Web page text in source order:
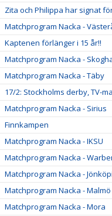
Zita och Philippa har signat
Matchprogram Nacka -
Kaptenen förlänger i 15 år!!
Matchprogram Nacka -
Matchprogram Nacka - Täby
17/2: Stockholms derby, TV-
Matchprogram Nacka - Sirius
Finnkampen
Matchprogram Nacka - IKSU
Matchprogram Nacka -
Matchprogram Nacka -
Matchprogram Nacka - Malmö
Matchprogram Nacka - Mora